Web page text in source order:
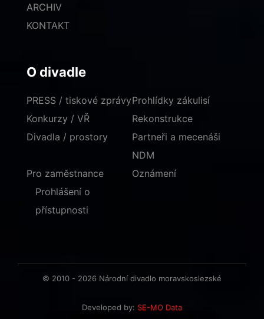
ARCHIV
KONTAKT
O divadle
PRESS / tiskové zprávy
Konkurzy / VŘ
Divadla / prostory
Prohlídky zákulisí
Rekonstrukce
Partneři a mecenáši
NDM
Pro zaměstnance
Oznámení
Prohlášení o
přístupnosti
© 2010 - 2026 Národní divadlo moravskoslezské
Developed by: SE-MO Data